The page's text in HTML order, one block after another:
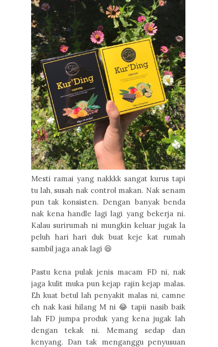
Mesti ramai yang nakkkk sangat kurus tapi
tu lah, susah nak control makan. Nak senam
pun tak konsisten. Dengan banyak benda
nak kena handle lagi lagi yang bekerja ni.
Kalau surirumah ni mungkin keluar jugak la
peluh hari hari duk buat keje kat rumah
sambil jaga anak lagi 😆
Pastu kena pulak jenis macam FD ni, nak
jaga kulit muka pun kejap rajin kejap malas.
Eh kuat betul lah penyakit malas ni, camne
eh nak kasi hilang M ni 😂 tapii nasib baik
lah FD jumpa produk yang kena jugak lah
dengan tekak ni. Memang sedap dan
kenyang. Dan tak menganggu penyusuan